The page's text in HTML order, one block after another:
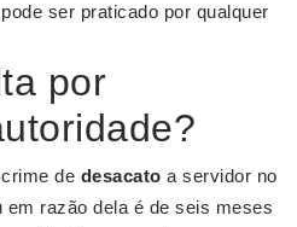
ser praticado por qualquer
por
de desacato a servidor no
razão dela é de seis meses